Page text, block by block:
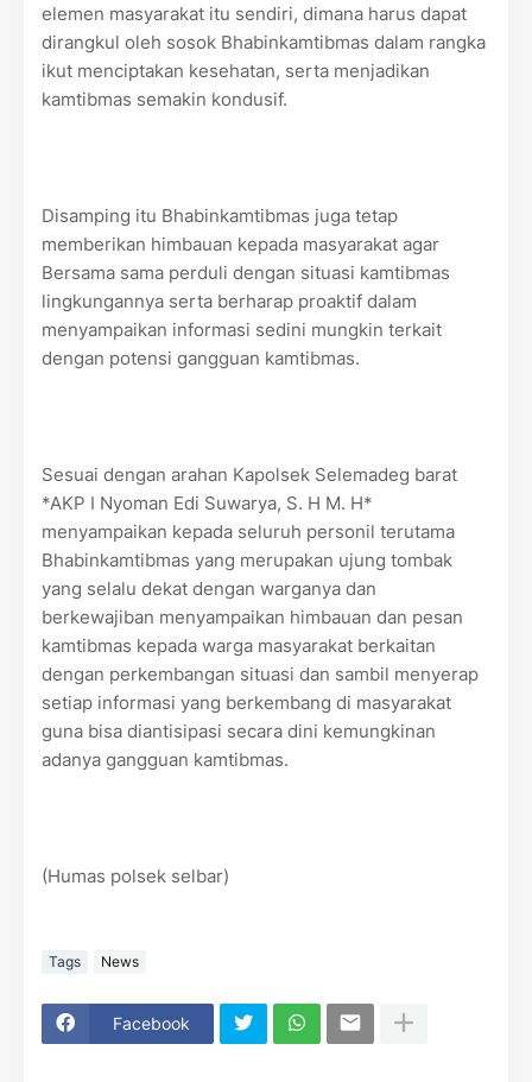
elemen masyarakat itu sendiri, dimana harus dapat
dirangkul oleh sosok Bhabinkamtibmas dalam rangka
ikut menciptakan kesehatan, serta menjadikan
kamtibmas semakin kondusif.
Disamping itu Bhabinkamtibmas juga tetap
memberikan himbauan kepada masyarakat agar
Bersama sama perduli dengan situasi kamtibmas
lingkungannya serta berharap proaktif dalam
menyampaikan informasi sedini mungkin terkait
dengan potensi gangguan kamtibmas.
Sesuai dengan arahan Kapolsek Selemadeg barat
*AKP I Nyoman Edi Suwarya, S. H M. H*
menyampaikan kepada seluruh personil terutama
Bhabinkamtibmas yang merupakan ujung tombak
yang selalu dekat dengan warganya dan
berkewajiban menyampaikan himbauan dan pesan
kamtibmas kepada warga masyarakat berkaitan
dengan perkembangan situasi dan sambil menyerap
setiap informasi yang berkembang di masyarakat
guna bisa diantisipasi secara dini kemungkinan
adanya gangguan kamtibmas.
(Humas polsek selbar)
Tags News
Facebook